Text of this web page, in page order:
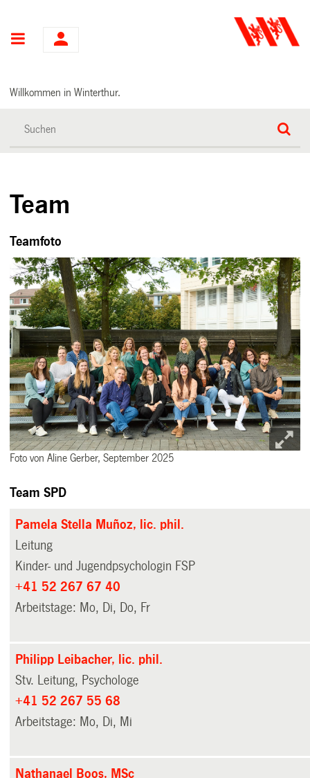
Hauptnavigation
Willkommen in Winterthur.
Team
Teamfoto
Foto von Aline Gerber, September 2025
Team SPD
Pamela Stella Muñoz, lic. phil.
Leitung
Kinder- und Jugendpsychologin FSP
+41 52 267 67 40
Arbeitstage: Mo, Di, Do, Fr
Philipp Leibacher, lic. phil.
Stv. Leitung, Psychologe
+41 52 267 55 68
Arbeitstage: Mo, Di, Mi
Nathanael Boos, MSc